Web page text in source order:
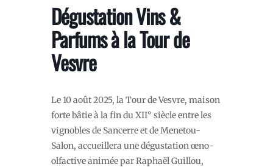
Dégustation Vins &
Parfums à la Tour de
Vesvre
Le 10 août 2025, la Tour de Vesvre, maison
forte bâtie à la fin du XII° siècle entre les
vignobles de Sancerre et de Menetou-
Salon, accueillera une dégustation œno-
olfactive animée par Raphaël Guillou,